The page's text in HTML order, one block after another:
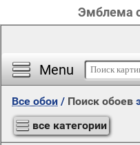
Эмблема
Menu
Все обои / Поиск обоев
все категории